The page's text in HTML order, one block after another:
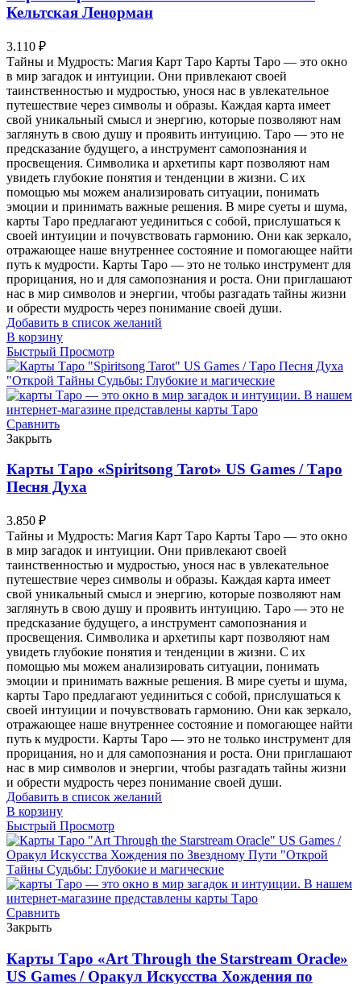
Кельтская Ленорман
3.110 ₽
Тайны и Мудрость: Магия Карт Таро Карты Таро — это окно
в мир загадок и интуиции. Они привлекают своей
таинственностью и мудростью, унося нас в увлекательное
путешествие через символы и образы. Каждая карта имеет
свой уникальный смысл и энергию, которые позволяют нам
заглянуть в свою душу и проявить интуицию. Таро — это не
предсказание будущего, а инструмент самопознания и
просвещения. Символика и архетипы карт позволяют нам
увидеть глубокие понятия и тенденции в жизни. С их
помощью мы можем анализировать ситуации, понимать
эмоции и принимать важные решения. В мире суеты и шума,
карты Таро предлагают уединиться с собой, прислушаться к
своей интуиции и почувствовать гармонию. Они как зеркало,
отражающее наше внутреннее состояние и помогающее найти
путь к мудрости. Карты Таро — это не только инструмент для
прорицания, но и для самопознания и роста. Они приглашают
нас в мир символов и энергии, чтобы разгадать тайны жизни
и обрести мудрость через понимание своей души.
Добавить в список желаний
В корзину
Быстрый Просмотр
Сравнить
Закрыть
Карты Таро «Spiritsong Tarot» US Games / Таро
Песня Духа
3.850 ₽
Тайны и Мудрость: Магия Карт Таро Карты Таро — это окно
в мир загадок и интуиции. Они привлекают своей
таинственностью и мудростью, унося нас в увлекательное
путешествие через символы и образы. Каждая карта имеет
свой уникальный смысл и энергию, которые позволяют нам
заглянуть в свою душу и проявить интуицию. Таро — это не
предсказание будущего, а инструмент самопознания и
просвещения. Символика и архетипы карт позволяют нам
увидеть глубокие понятия и тенденции в жизни. С их
помощью мы можем анализировать ситуации, понимать
эмоции и принимать важные решения. В мире суеты и шума,
карты Таро предлагают уединиться с собой, прислушаться к
своей интуиции и почувствовать гармонию. Они как зеркало,
отражающее наше внутреннее состояние и помогающее найти
путь к мудрости. Карты Таро — это не только инструмент для
прорицания, но и для самопознания и роста. Они приглашают
нас в мир символов и энергии, чтобы разгадать тайны жизни
и обрести мудрость через понимание своей души.
Добавить в список желаний
В корзину
Быстрый Просмотр
Сравнить
Закрыть
Карты Таро «Art Through the Starstream Oracle»
US Games / Оракул Искусства Хождения по